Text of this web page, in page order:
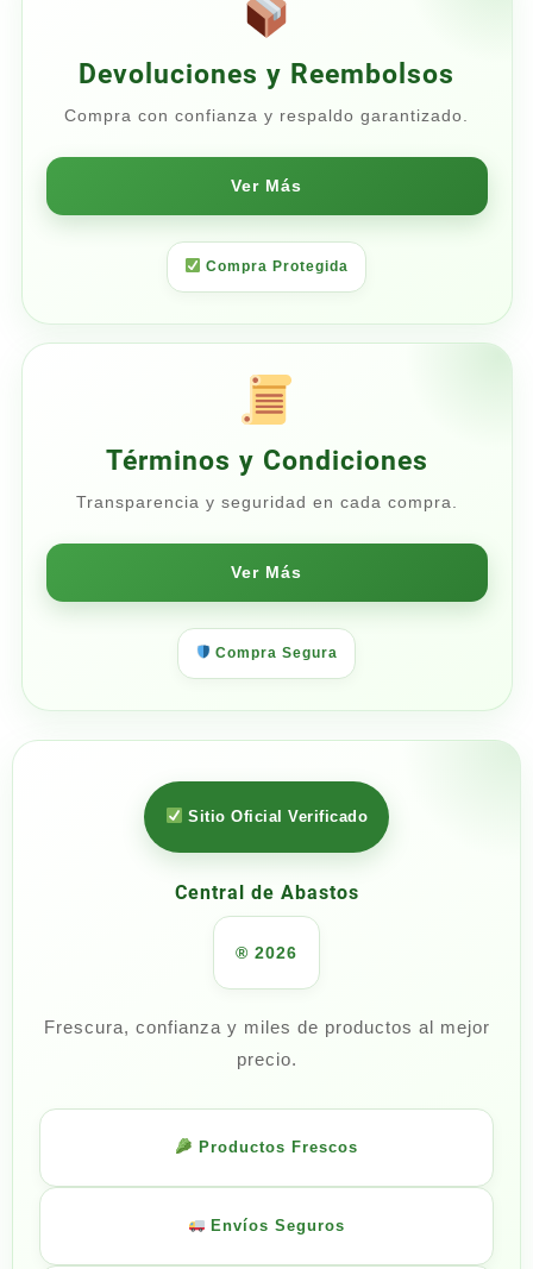
Devoluciones y Reembolsos
Compra con confianza y respaldo garantizado.
Ver Más
Compra Protegida
Términos y Condiciones
Transparencia y seguridad en cada compra.
Ver Más
Compra Segura
Sitio Oficial Verificado
Central de Abastos
® 2026
Frescura, confianza y miles de productos al mejor
precio.
Productos Frescos
Envíos Seguros